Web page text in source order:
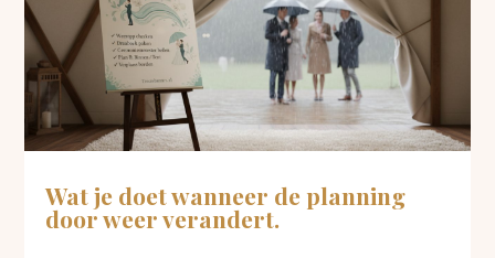
Wat je doet wanneer de planning
door weer verandert.